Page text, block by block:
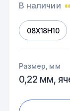
В наличии
08Х18Н10
Размер, мм
0,22 мм,